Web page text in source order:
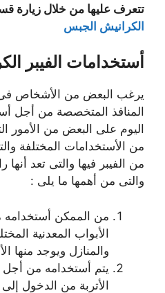
تتعرف عليها من خلال زيارة
الكرانيش الجبس
أستخدامات الفيبر
يرغب البعض من الأشخاص
المنافذ المتخصصة من أجل
اليوم على البعض من الأمور
من الأستخدامات المختلفة
من الفيبر فيها والتى تعد
والتى من أهمها ما يلى :
من الممكن أستخدامه
الأبواب المعدنية
والمنازل ويوجد منها
يتم أستخدامه من أجل
الأتربة من الدخول